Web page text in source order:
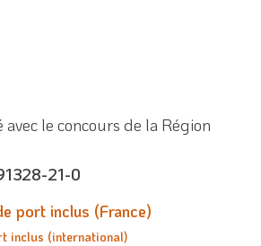
le concours de la Région
21-0
port inclus (France)
inclus (international)